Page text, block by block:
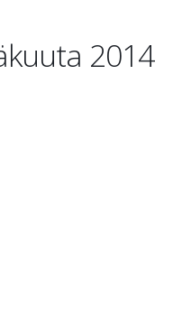
2014